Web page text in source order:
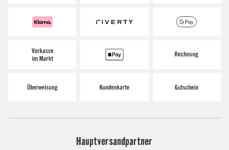
Hauptversandpartner